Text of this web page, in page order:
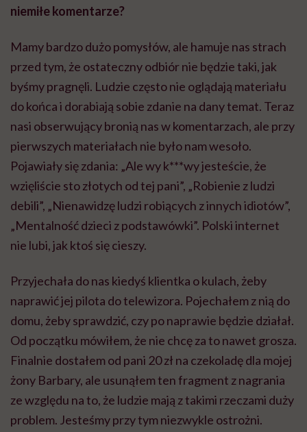
niemiłe komentarze?
Mamy bardzo dużo pomysłów, ale hamuje nas strach
przed tym, że ostateczny odbiór nie będzie taki, jak
byśmy pragnęli. Ludzie często nie oglądają materiału
do końca i dorabiają sobie zdanie na dany temat. Teraz
nasi obserwujący bronią nas w komentarzach, ale przy
pierwszych materiałach nie było nam wesoło.
Pojawiały się zdania: „Ale wy k***wy jesteście, że
wzięliście sto złotych od tej pani”, „Robienie z ludzi
debili”, „Nienawidzę ludzi robiących z innych idiotów”,
„Mentalność dzieci z podstawówki”. Polski internet
nie lubi, jak ktoś się cieszy.
Przyjechała do nas kiedyś klientka o kulach, żeby
naprawić jej pilota do telewizora. Pojechałem z nią do
domu, żeby sprawdzić, czy po naprawie będzie działał.
Od początku mówiłem, że nie chcę za to nawet grosza.
Finalnie dostałem od pani 20 zł na czekoladę dla mojej
żony Barbary, ale usunąłem ten fragment z nagrania
ze względu na to, że ludzie mają z takimi rzeczami duży
problem. Jesteśmy przy tym niezwykle ostrożni.